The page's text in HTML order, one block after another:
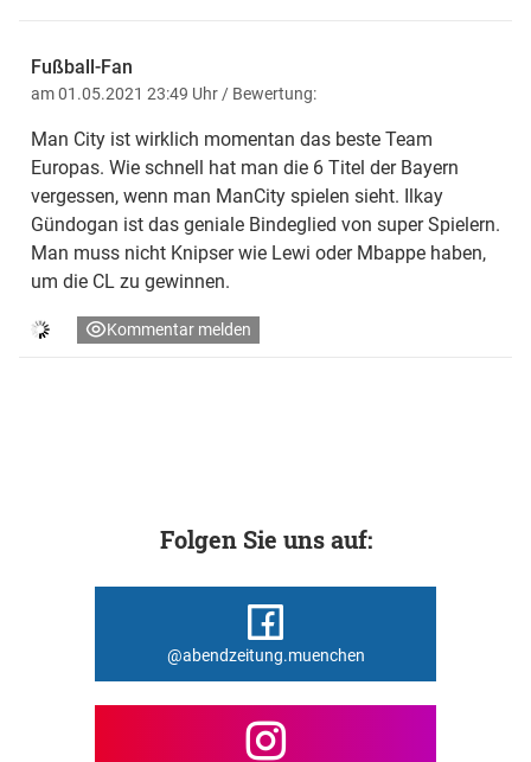
Fußball-Fan
am 01.05.2021 23:49 Uhr / Bewertung:
Man City ist wirklich momentan das beste Team
Europas. Wie schnell hat man die 6 Titel der Bayern
vergessen, wenn man ManCity spielen sieht. Ilkay
Gündogan ist das geniale Bindeglied von super Spielern.
Man muss nicht Knipser wie Lewi oder Mbappe haben,
um die CL zu gewinnen.
Kommentar melden
Folgen Sie uns auf:
@abendzeitung.muenchen